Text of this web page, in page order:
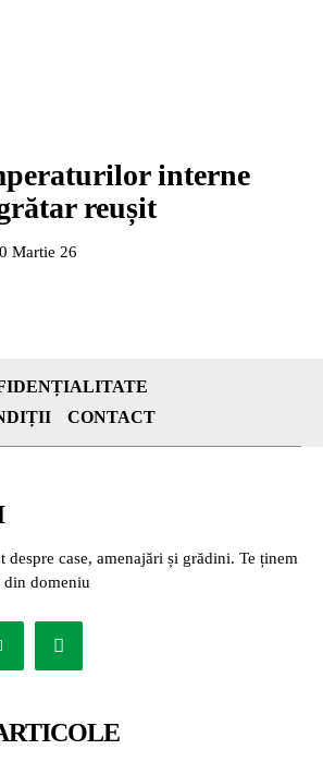
interne
reușit
Martie 26
CONTACT
despre case, amenajări și grădini. Te ținem
din domeniu